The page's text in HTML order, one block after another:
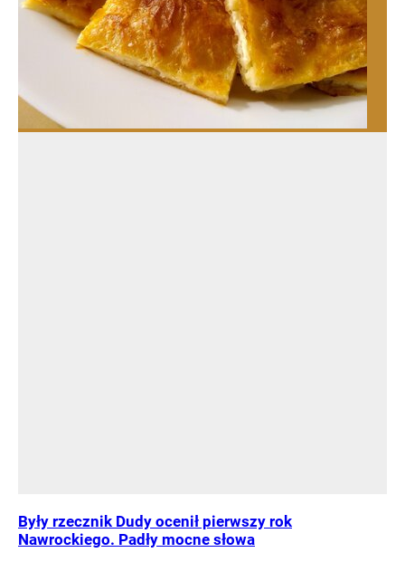
Były rzecznik Dudy ocenił pierwszy rok
Nawrockiego. Padły mocne słowa